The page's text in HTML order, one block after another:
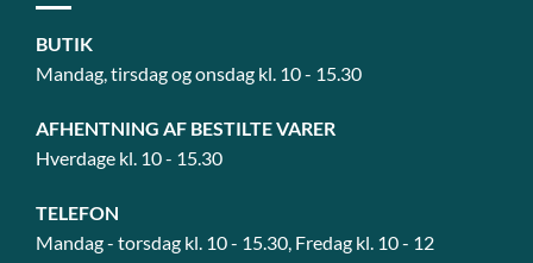
BUTIK
Mandag, tirsdag og onsdag kl. 10 - 15.30
AFHENTNING AF BESTILTE VARER
Hverdage kl. 10 - 15.30
TELEFON
Mandag - torsdag kl. 10 - 15.30, Fredag kl. 10 - 12